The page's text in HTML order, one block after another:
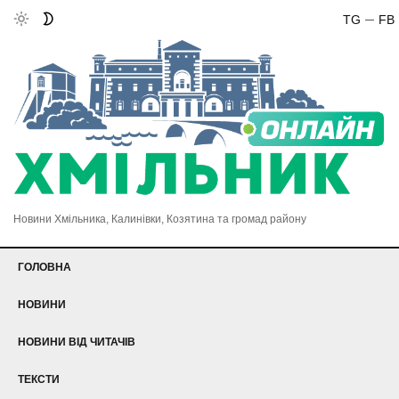
FB
TG
Новини Хмільника, Калинівки, Козятина та громад району
ГОЛОВНА
НОВИНИ
НОВИНИ ВІД ЧИТАЧІВ
ТЕКСТИ